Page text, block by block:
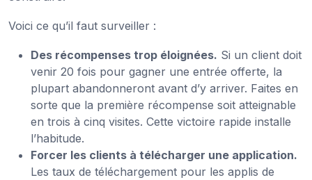
Voici ce qu’il faut surveiller :
Des récompenses trop éloignées. Si un client doit
venir 20 fois pour gagner une entrée offerte, la
plupart abandonneront avant d’y arriver. Faites en
sorte que la première récompense soit atteignable
en trois à cinq visites. Cette victoire rapide installe
l’habitude.
Forcer les clients à télécharger une application.
Les taux de téléchargement pour les applis de